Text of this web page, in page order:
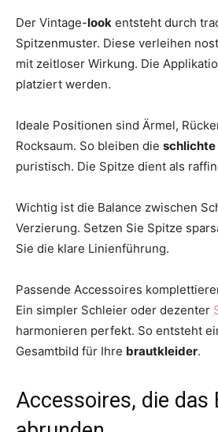
Der Vintage-look entsteht durch
Spitzenmuster. Diese verleihen
mit zeitloser Wirkung. Die
platziert werden.
Ideale Positionen sind Ärmel,
Rocksaum. So bleiben die
puristisch. Die Spitze dient als
Wichtig ist die Balance zwischen
Verzierung. Setzen Sie Spitze
Sie die klare Linienführung.
Passende Accessoires
Ein simpler Schleier oder dezenter
harmonieren perfekt. So entsteht
Gesamtbild für Ihre brautkleider.
Accessoires, die das